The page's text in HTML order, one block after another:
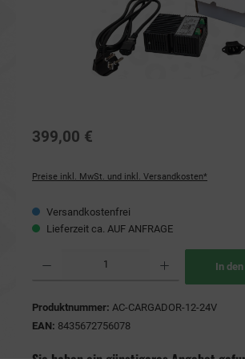
399,00 €
Preise inkl. MwSt. und inkl. Versandkosten*
Versandkostenfrei
Lieferzeit ca. AUF ANFRAGE
In
Produktnummer: AC-CARGADOR-12-24V
EAN: 8435672756078